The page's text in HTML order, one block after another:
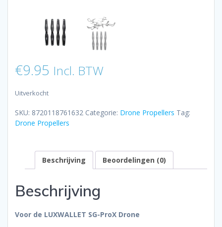
€9.95 Incl. BTW
Uitverkocht
SKU: 8720118761632 Categorie: Drone Propellers Tag:
Drone Propellers
Beschrijving Beoordelingen (0)
Beschrijving
Voor de LUXWALLET SG-ProX Drone